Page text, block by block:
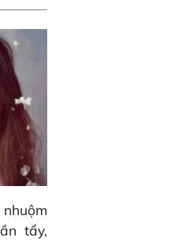
tẩy,